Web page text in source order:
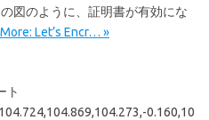
の図のように、証明書が有効にな
Let’s Encr… »
ト
0.160,10